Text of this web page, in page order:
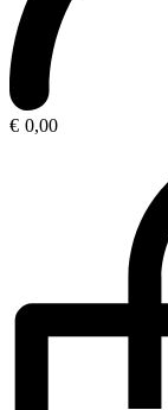
€ 0,00